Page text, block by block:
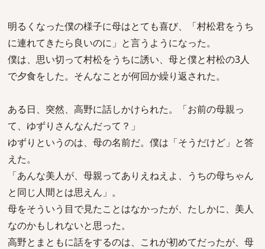
明るくなった僕の様子に母はとても喜び、「村松君をうち
に連れてきたら良いのに」と言うようになった。
僕は、思い切って村松をうちに誘い、母と僕と村松の3人
で夕食をした。そんなことが何回か繰り返された。
ある日、突然、高野に話しかけられた。「お前の母親っ
て、ゆずりさんなんだって？」
ゆずりというのは、母の名前だ。僕は「そうだけど」と答
えた。
「あんな美人が、母親ってありえねえよ、うちの母ちゃん
と同じ人間とは思えん」。
母をそういう目で見たことはなかったが、たしかに、美人
なのかもしれないと思った。
高野とまともに話をするのは、これが初めてだったが、母